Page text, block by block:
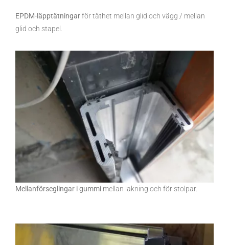
EPDM-läpptätningarför täthet mellan glid och vägg / mellan
glid och stapel.
Mellanförseglingar i gummi mellan lakning och för stolpar.